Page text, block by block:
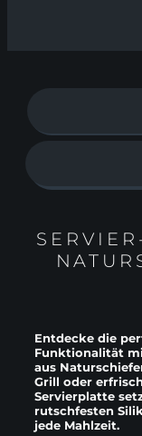
Entdecke die
Funktionalität
aus
Grill oder
Servierplatte
rutschfesten
jede Mahlzeit.